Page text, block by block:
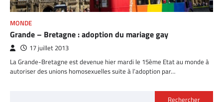
MONDE
Grande – Bretagne : adoption du mariage gay
17 juillet 2013
La Grande-Bretagne est devenue hier mardi le 15ème Etat au monde à
autoriser des unions homosexuelles suite à l’adoption par…
Rechercher